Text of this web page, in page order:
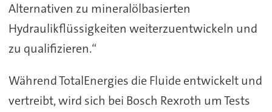
Alternativen zu mineralölbasierten
Hydraulikflüssigkeiten weiterzuentwickeln und
zu qualifizieren.“
Während TotalEnergies die Fluide entwickelt und
vertreibt, wird sich bei Bosch Rexroth um Tests